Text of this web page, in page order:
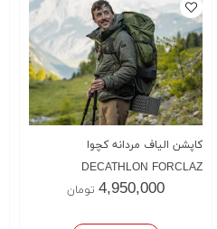
کاپشن الیاف مردانه کچوا
DECATHLON FORCLAZ
4,950,000 تومان